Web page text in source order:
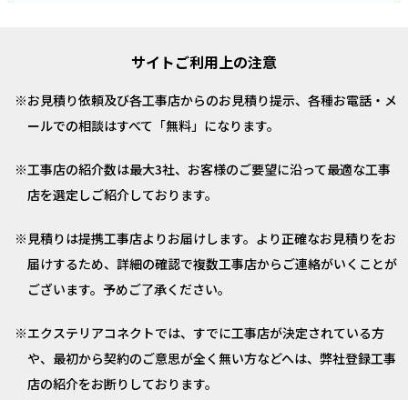
サイトご利用上の注意
お見積り依頼及び各工事店からのお見積り提示、各種お電話・メ
ールでの相談はすべて「無料」になります。
工事店の紹介数は最大3社、お客様のご要望に沿って最適な工事
店を選定しご紹介しております。
見積りは提携工事店よりお届けします。より正確なお見積りをお
届けするため、詳細の確認で複数工事店からご連絡がいくことが
ございます。予めご了承ください。
エクステリアコネクトでは、すでに工事店が決定されている方
や、最初から契約のご意思が全く無い方などへは、弊社登録工事
店の紹介をお断りしております。